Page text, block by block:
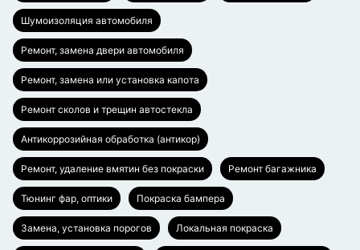
Шумоизоляция автомобиля
Ремонт, замена двери автомобиля
Ремонт, замена или установка капота
Ремонт сколов и трещин автостекла
Антикоррозийная обработка (антикор)
Ремонт, удаление вмятин без покраски Ремонт багажника
Тюнинг фар, оптики Покраска бампера
Замена, установка порогов Локальная покраска